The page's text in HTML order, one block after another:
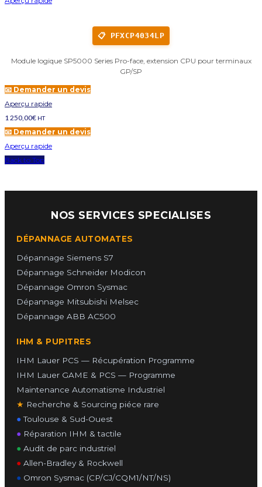
📋 PFXCP4034LP
Module logique SP5000 Series Pro-face, extension CPU pour terminaux
GP/SP
📧 Demander un devis
Aperçu rapide
1 250,00€ HT
📧 Demander un devis
Aperçu rapide
Back to Top
NOS SERVICES SPECIALISES
DÉPANNAGE AUTOMATES
Dépannage Siemens S7
Dépannage Schneider Modicon
Dépannage Omron Sysmac
Dépannage Mitsubishi Melsec
Dépannage ABB AC500
IHM & PUPITRES
IHM Lauer PCS — Récupération Programme
IHM Lauer GAME & PCS — Programme
Maintenance Automatisme Industriel
★ Recherche & Sourcing piéce rare
●Toulouse & Sud-Ouest
● Réparation IHM & tactile
● Audit de parc industriel
● Allen-Bradley & Rockwell
● Omron Sysmac (CP/CJ/CQM1/NT/NS)